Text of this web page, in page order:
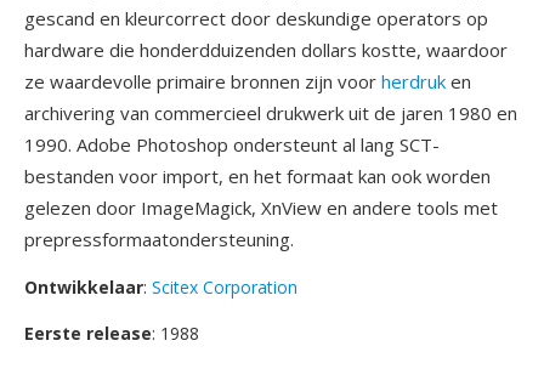
gescand en kleurcorrect door deskundige operators op
hardware die honderdduizenden dollars kostte, waardoor
ze waardevolle primaire bronnen zijn voor herdruk en
archivering van commercieel drukwerk uit de jaren 1980 en
1990. Adobe Photoshop ondersteunt al lang SCT-
bestanden voor import, en het formaat kan ook worden
gelezen door ImageMagick, XnView en andere tools met
prepressformaatondersteuning.
Ontwikkelaar: Scitex Corporation
Eerste release: 1988